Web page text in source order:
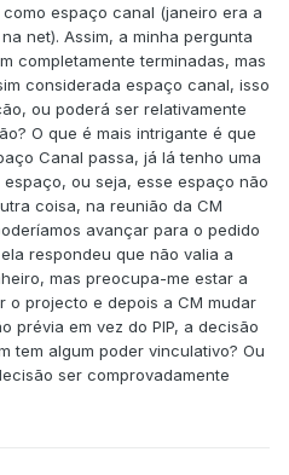
espaço canal (janeiro era a
net). Assim, a minha pergunta
completamente terminadas, mas
considerada espaço canal, isso
ou poderá ser relativamente
O que é mais intrigante é que
Canal passa, já lá tenho uma
ou seja, esse espaço não
coisa, na reunião da CM
avançar para o pedido
respondeu que não valia a
mas preocupa-me estar a
o projecto e depois a CM mudar
prévia em vez do PIP, a decisão
tem algum poder vinculativo? Ou
ser comprovadamente